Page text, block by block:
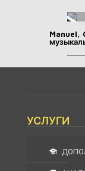
Manuel,
УСЛУГИ